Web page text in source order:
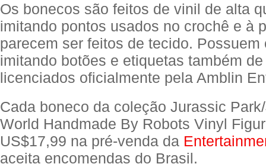
Os bonecos são feitos de vinil de alta
imitando pontos usados no crochê e à
parecem ser feitos de tecido. Possuem
imitando botões e etiquetas também
licenciados oficialmente pela Amblin
Cada boneco da coleção Jurassic
World Handmade By Robots Vinyl
US$17,99 na pré-venda da
aceita encomendas do Brasil.